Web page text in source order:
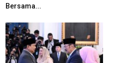
Bersama...